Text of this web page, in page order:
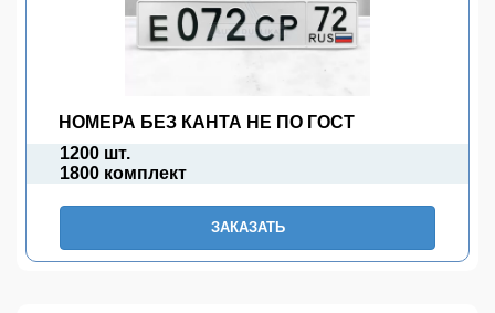
НОМЕРА БЕЗ КАНТА НЕ ПО ГОСТ
1200 шт.
1800 комплект
ЗАКАЗАТЬ